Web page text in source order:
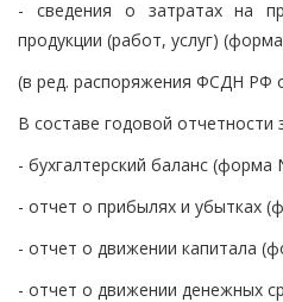
- сведения о затратах на
продукции (работ, услуг)
(в ред. распоряжения ФСДН РФ
В составе годовой отчетности
- бухгалтерский баланс
- отчет о прибылях и убытках
- отчет о движении капитала
- отчет о движении денежных